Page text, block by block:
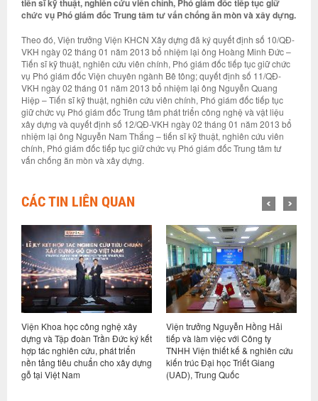
tiến sĩ kỹ thuật, nghiên cứu viên chính, Phó giám đốc tiếp tục giữ
chức vụ Phó giám đốc Trung tâm tư vấn chống ăn mòn và xây dựng.
Theo đó, Viện trưởng Viện KHCN Xây dựng đã ký quyết định số 10/QĐ-
VKH ngày 02 tháng 01 năm 2013 bổ nhiệm lại ông Hoàng Minh Đức –
Tiến sĩ kỹ thuật, nghiên cứu viên chính, Phó giám đốc tiếp tục giữ chức
vụ Phó giám đốc Viện chuyên ngành Bê tông; quyết định số 11/QĐ-
VKH ngày 02 tháng 01 năm 2013 bổ nhiệm lại ông Nguyễn Quang
Hiệp – Tiến sĩ kỹ thuật, nghiên cứu viên chính, Phó giám đốc tiếp tục
giữ chức vụ Phó giám đốc Trung tâm phát triển công nghệ và vật liệu
xây dựng và quyết định số 12/QĐ-VKH ngày 02 tháng 01 năm 2013 bổ
nhiệm lại ông Nguyễn Nam Thắng – tiến sĩ kỹ thuật, nghiên cứu viên
chính, Phó giám đốc tiếp tục giữ chức vụ Phó giám đốc Trung tâm tư
vấn chống ăn mòn và xây dựng.
CÁC TIN LIÊN QUAN
Viện Khoa học công nghệ xây
dựng và Tập đoàn Trần Đức ký kết
hợp tác nghiên cứu, phát triển
nền tảng tiêu chuẩn cho xây dựng
gỗ tại Việt Nam
Viện trưởng Nguyễn Hồng Hải
tiếp và làm việc với Công ty
TNHH Viện thiết kế & nghiên cứu
kiến trúc Đại học Triết Giang
(UAD), Trung Quốc